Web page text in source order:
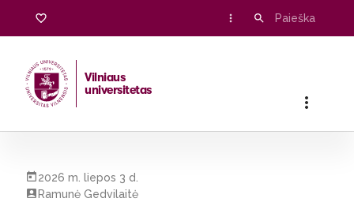
Vilniaus
universitetas
2026 m. liepos 3 d.
Ramunė Gedvilaitė